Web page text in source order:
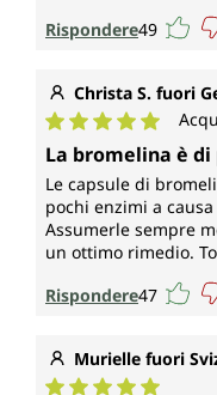
Rispondere49
Christa S. fuori
Valutazione media
La bromelina è
Le capsule di
pochi enzimi a
Assumerle sempre
un ottimo rimedio.
Rispondere47
Murielle fuori